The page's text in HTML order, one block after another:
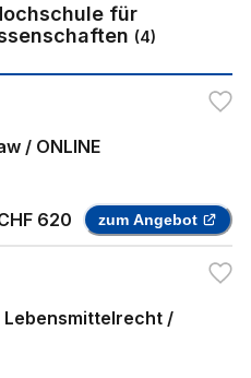
für
(4)
/ ONLINE
620 zum Angebot
Lebensmittelrecht /